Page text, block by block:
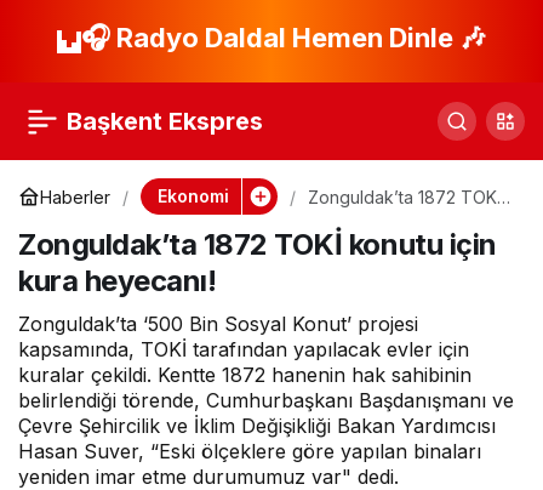
🎧 Radyo Daldal Hemen Dinle 🎶
Başkent Ekspres
Haberler Ekonomi
Zonguldak’ta 1872 TOKİ
heyecanı!
Zonguldak’ta 1872 TOKİ konutu için
kura heyecanı!
Zonguldak’ta ‘500 Bin Sosyal Konut’ projesi
kapsamında, TOKİ tarafından yapılacak evler için
kuralar çekildi. Kentte 1872 hanenin hak sahibinin
belirlendiği törende, Cumhurbaşkanı Başdanışmanı ve
Çevre Şehircilik ve İklim Değişikliği Bakan Yardımcısı
Hasan Suver, “Eski ölçeklere göre yapılan binaları
yeniden imar etme durumumuz var" dedi.
ANALİZ: Aracı
Enflasyonu İçin Ne
Dedi? Faiz indirimleri
Sürecek Mi?
Paylaş